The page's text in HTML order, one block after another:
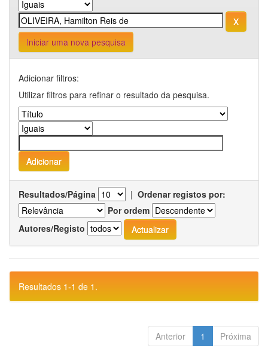
Iniciar uma nova pesquisa
Adicionar filtros:
Utilizar filtros para refinar o resultado da pesquisa.
Resultados/Página | Ordenar registos por:
Por ordem
Autores/Registo
Resultados 1-1 de 1.
Anterior 1 Próxima